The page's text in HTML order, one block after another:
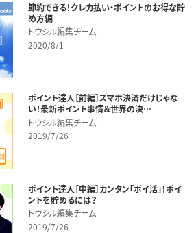
節約できる！クレカ払い・ポイントのお得な貯
め方編
トウシル編集チーム
2020/8/1
ポイント達人［前編］スマホ決済だけじゃな
い！最新ポイント事情＆世界の決…
トウシル編集チーム
2019/7/26
ポイント達人［中編］カンタン「ポイ活」！ポイ
ントを貯めるには？
トウシル編集チーム
2019/7/26